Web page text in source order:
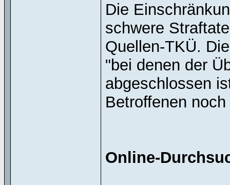
Die
schwere
Quellen-TKÜ.
"bei denen der
abgeschlossen
Betroffenen
Online-